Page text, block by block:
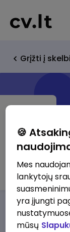
Grįžti į
UAB
Darbo
🍪
Mes
lankytojų
yra įjungti
mūsų